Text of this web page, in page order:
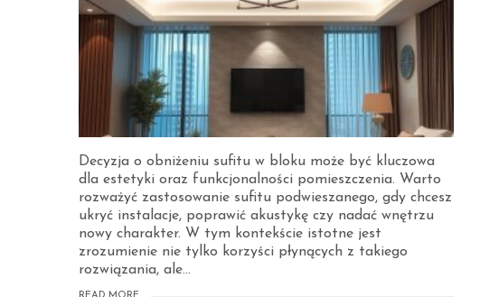
Decyzja o obniżeniu sufitu w bloku może być kluczowa
dla estetyki oraz funkcjonalności pomieszczenia. Warto
rozważyć zastosowanie sufitu podwieszanego, gdy chcesz
ukryć instalacje, poprawić akustykę czy nadać wnętrzu
nowy charakter. W tym kontekście istotne jest
zrozumienie nie tylko korzyści płynących z takiego
rozwiązania, ale...